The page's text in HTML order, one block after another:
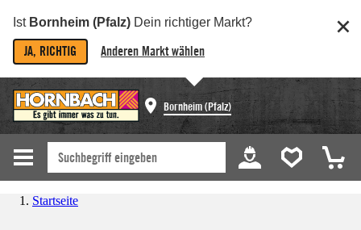
Ist Bornheim (Pfalz) Dein richtiger Markt?
JA, RICHTIG Anderen Markt wählen
Bornheim (Pfalz)
Startseite